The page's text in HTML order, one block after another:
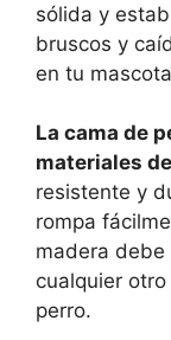
sólida y
bruscos y
en tu
La cama de
materiales
resistente y
rompa
madera
cualquier
perro.